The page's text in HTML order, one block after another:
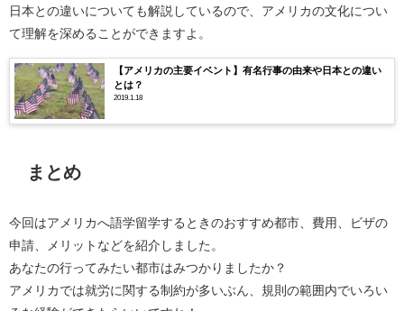
日本との違いについても解説しているので、アメリカの文化につい
て理解を深めることができますよ。
【アメリカの主要イベント】有名行事の由来や日本との違い
とは？
2019.1.18
まとめ
今回はアメリカへ語学留学するときのおすすめ都市、費用、ビザの
申請、メリットなどを紹介しました。
あなたの行ってみたい都市はみつかりましたか？
アメリカでは就労に関する制約が多いぶん、規則の範囲内でいろい